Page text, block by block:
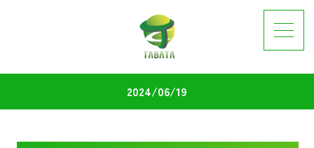
2024/06/19